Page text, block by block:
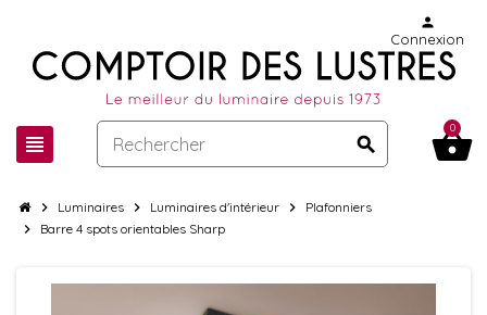
view_headline search
person
Connexion
shopping_basket
0
chevron_right Luminaires chevron_right Luminaires d'intérieur chevron_right Plafonniers
chevron_right Barre 4 spots orientables Sharp